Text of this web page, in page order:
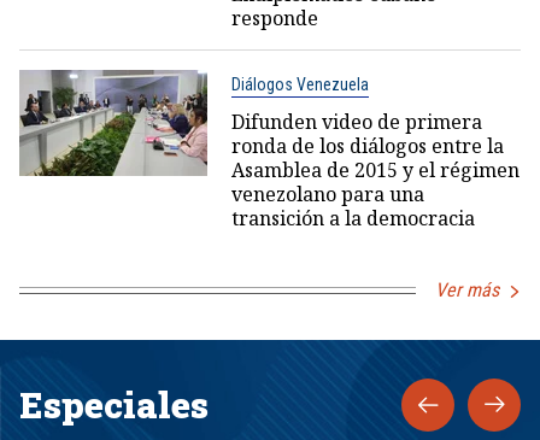
responde
Diálogos Venezuela
Difunden video de primera
ronda de los diálogos entre la
Asamblea de 2015 y el régimen
venezolano para una
transición a la democracia
Ver más
Especiales